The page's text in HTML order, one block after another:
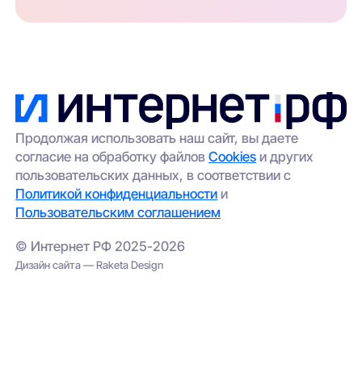
Продолжая использовать наш сайт, вы даете
согласие на обработку файловCookies и других
пользовательских данных, в соответствии с
Политикой конфиденциальности и
Пользовательским соглашением
© Интернет РФ 2025-2026
Дизайн сайта — Raketa Design